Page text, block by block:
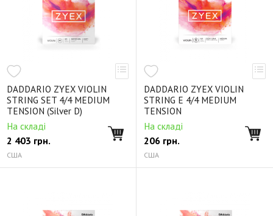
DADDARIO ZYEX VIOLIN
STRING SET 4/4 MEDIUM
TENSION (Silver D)
На складі
2 403 грн.
США
DADDARIO ZYEX VIOLIN
STRING E 4/4 MEDIUM
TENSION
На складі
206 грн.
США